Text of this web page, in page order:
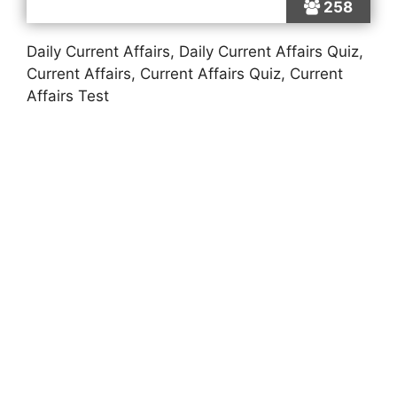
258
Daily Current Affairs, Daily Current Affairs Quiz,
Current Affairs, Current Affairs Quiz, Current
Affairs Test